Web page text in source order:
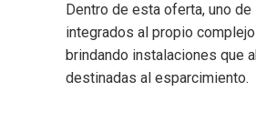
Dentro de esta oferta, uno
integrados al propio
brindando instalaciones que
destinadas al esparcimiento.